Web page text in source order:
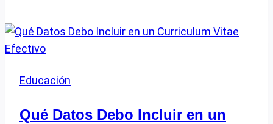
según
y
Educación
Qué Datos Debo Incluir en un